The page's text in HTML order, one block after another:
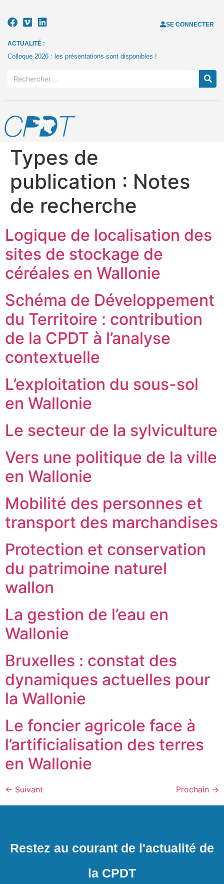
SE CONNECTER
ACTUALITÉ :
Colloque 2026 : les présentations sont disponibles !
Types de
publication : Notes
de recherche
Logique de localisation des
sites de stockage de
céréales en Wallonie
Schéma de Développement
du Territoire : contribution
de la CPDT à l’analyse
contextuelle
L’exploitation du sous-sol
en Wallonie
Le secteur de la sylviculture
Vers une politique de la ville
en Wallonie
Mobilité des personnes et
transport des marchandises
Protection et conservation
du patrimoine naturel
wallon
La gestion de l’eau en
Wallonie
Bruxelles : constat des
dynamiques actuelles pour
la Wallonie
Le foncier agricole face à
l’artificialisation des terres
en Wallonie
← Suivant Prochain →
Restez au courant de l'actualité de
la CPDT